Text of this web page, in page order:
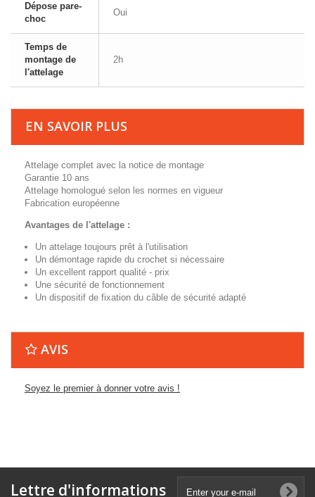
Dépose pare-
choc
Oui
Temps de
montage de
l'attelage
2h
EN SAVOIR PLUS
Attelage complet avec la notice de montage
Garantie 10 ans
Attelage homologué selon les normes en vigueur
Fabrication européenne
Avantages de l'attelage :
Un attelage toujours prêt à l'utilisation
Un démontage rapide du crochet si nécessaire
Un excellent rapport qualité - prix
Une sécurité de fonctionnement
Un dispositif de fixation du câble de sécurité adapté
AVIS
Soyez le premier à donner votre avis !
Lettre d'informations